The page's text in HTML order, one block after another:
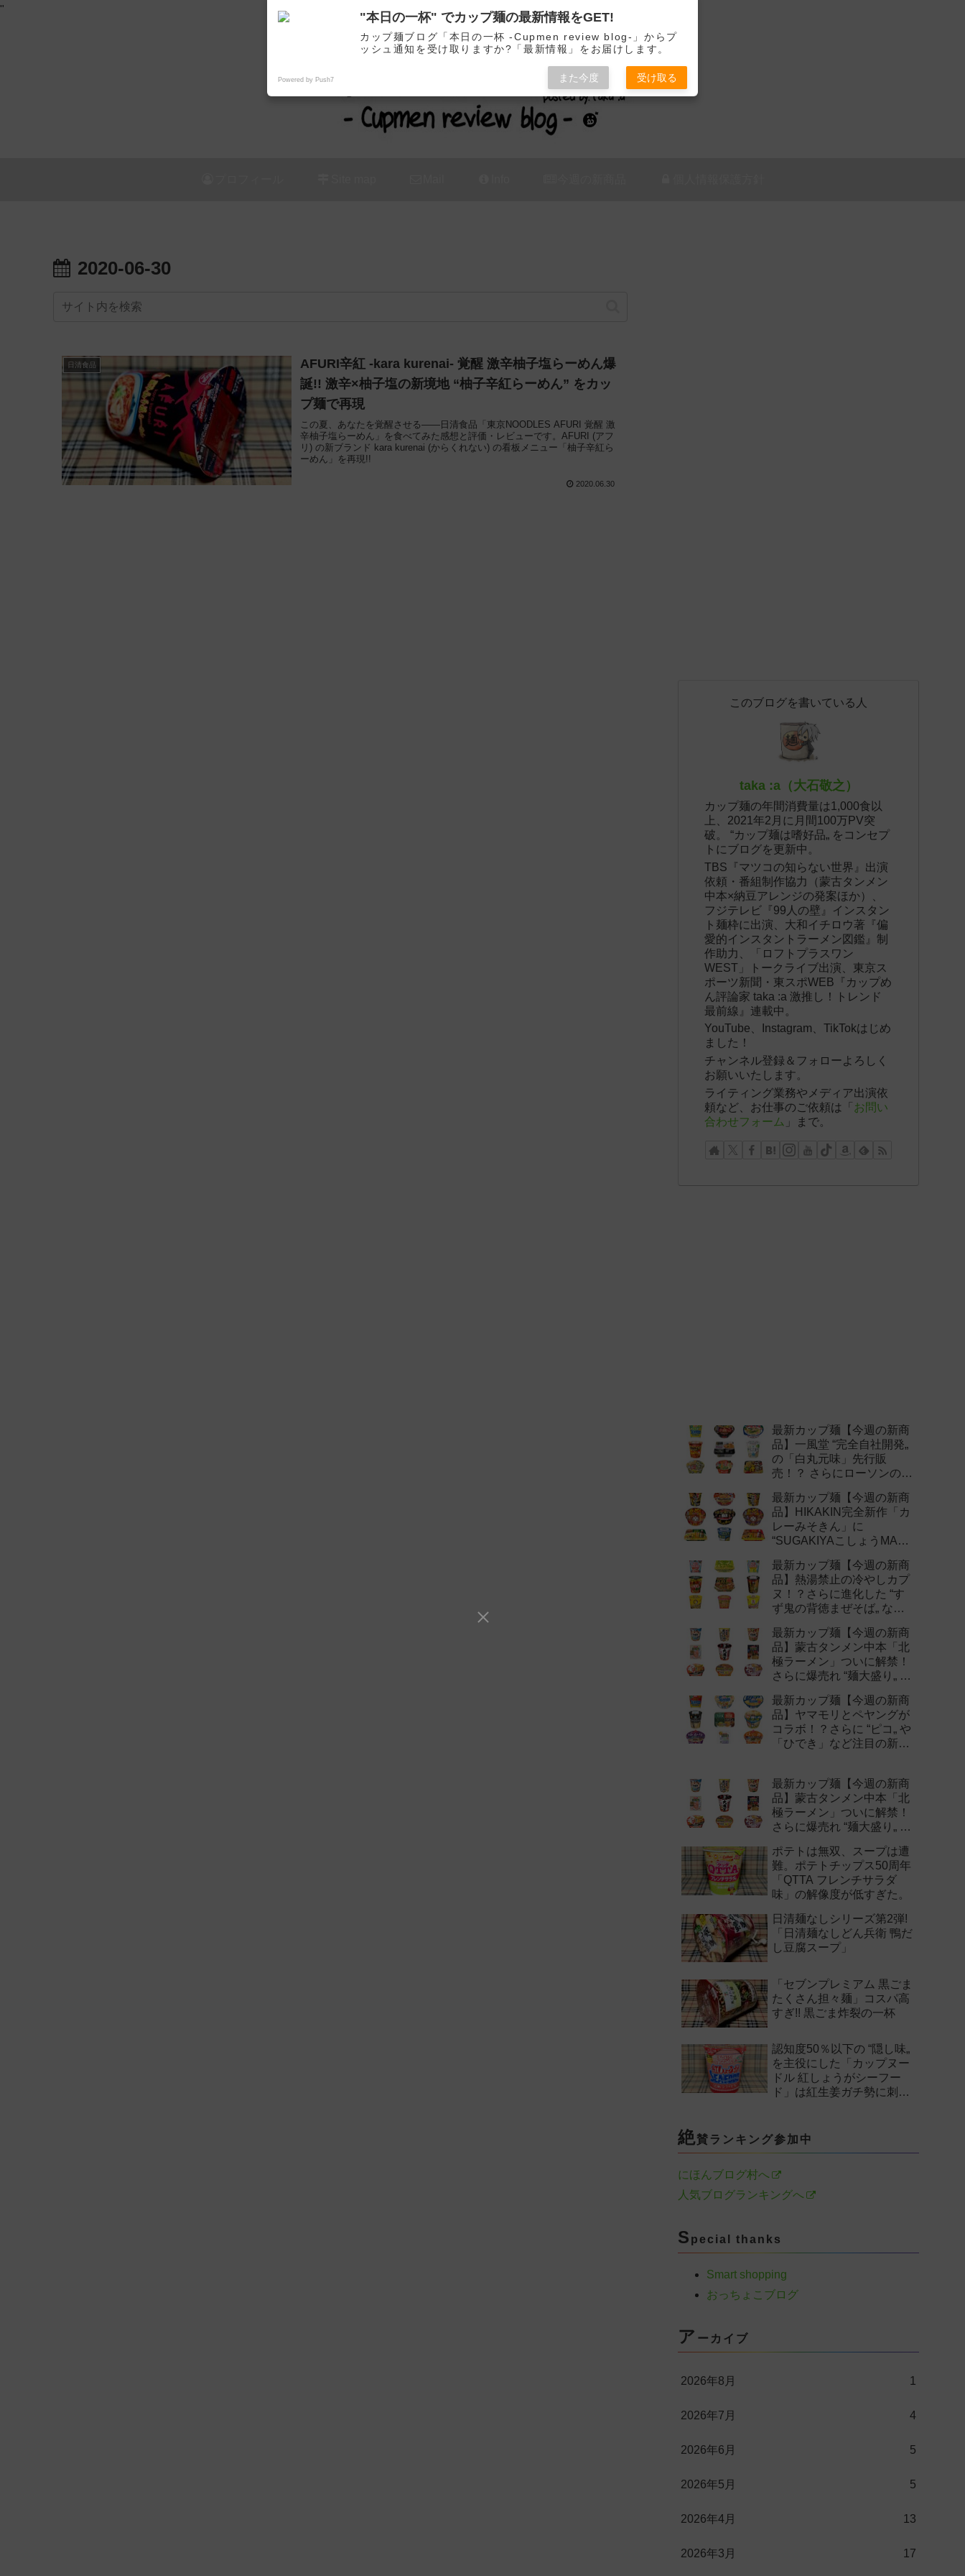
"
カップ麺の新商品をレビュー / アレンジするブログ
2020-06-30
日清食品
AFURI辛紅 -kara kurenai- 覚醒 激辛柚子塩らーめん爆
誕!! 激辛×柚子塩の新境地 “柚子辛紅らーめん” をカッ
プ麺で再現
この夏、あなたを覚醒させる——日清食品「東京NOODLES AFURI 覚醒 激
辛柚子塩らーめん」を食べてみた感想と評価・レビューです。AFURI (アフ
リ) の新ブランド kara kurenai (からくれない) の看板メニュー「柚子辛紅ら
ーめん」を再現!!
2020.06.30
このブログを書いている人
taka :a（大石敬之）
カップ麺の年間消費量は1,000食以
上、2021年2月に月間100万PV突
破。 “カップ麺は嗜好品„ をコンセプ
トにブログを更新中。
TBS『マツコの知らない世界』出演
依頼・番組制作協力（蒙古タンメン
中本×納豆アレンジの発案ほか）、
フジテレビ『99人の壁』インスタン
ト麺枠に出演、大和イチロウ著『偏
愛的インスタントラーメン図鑑』制
作助力、「ロフトプラスワン
WEST」トークライブ出演、東京ス
ポーツ新聞・東スポWEB『カップめ
ん評論家 taka :a 激推し！トレンド
最前線』連載中。
YouTube、Instagram、TikTokはじめ
ました！
チャンネル登録＆フォローよろしく
お願いいたします。
ライティング業務やメディア出演依
頼など、お仕事のご依頼は「 お問い
合わせフォーム 」まで。
最新カップ麺【今週の新商
品】一風堂 “完全自社開発„
の「白丸元味」先行販
売！？ さらにローソンの激
新作まとめ！
最新カップ麺【今週の新商
品】HIKAKIN完全新作「カ
レーみそきん」に
“SUGAKIYAこしょうMAX„
最新カップ麺【今週の新商
品】熱湯禁止の冷やしカプ
ヌ！？さらに進化した “す
ず鬼の背徳まぜそば„ など
最新カップ麺【今週の新商
品】蒙古タンメン中本「北
極ラーメン」ついに解禁！
さらに爆売れ “麺大盛り„ シ
作まとめ！
最新カップ麺【今週の新商
品】ヤマモリとペヤングが
コラボ！？さらに “ピコ„ や
「ひでき」など注目の新作
最新カップ麺【今週の新商
品】蒙古タンメン中本「北
極ラーメン」ついに解禁！
さらに爆売れ “麺大盛り„ シ
作まとめ！
ポテトは無双、スープは遭
難。ポテトチップス50周年
「QTTA フレンチサラダ
味」の解像度が低すぎた。
日清麺なしシリーズ第2弾!
「日清麺なしどん兵衛 鴨だ
し豆腐スープ」
「セブンプレミアム 黒ごま
たくさん担々麺」コスパ高
すぎ!! 黒ごま炸裂の一杯
認知度50％以下の “隠し味„
を主役にした「カップヌー
ドル 紅しょうがシーフー
ド」は紅生姜ガチ勢に刺さ
絶賛ランキング参加中
にほんブログ村へ
人気ブログランキングへ
S pecial thanks
Smart shopping
おっちょこブログ
ア ーカイブ
2026年8月 1
2026年7月 4
2026年6月 5
2026年5月 5
2026年4月 13
2026年3月 17
"本日の一杯" でカップ麺の最新情報をGET!
カップ麺ブログ「本日の一杯 -Cupmen review blog-」からプ
ッシュ通知を受け取りますか?「最新情報」をお届けします。
Powered by Push7 また今度 受け取る